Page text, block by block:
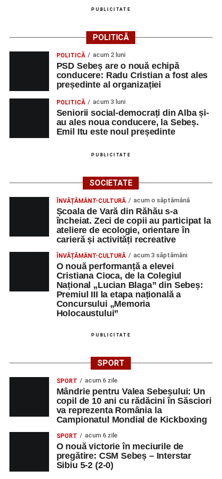
PUBLICITATE
POLITICĂ
POLITICĂ acum 2 luni
PSD Sebeș are o nouă echipă
conducere: Radu Cristian a fost ales
președinte al organizației
POLITICĂ acum 3 luni
Seniorii social-democrați din Alba și-
au ales noua conducere, la Sebeș.
Emil Itu este noul președinte
PUBLICITATE
SOCIETATE
ÎNVĂȚĂMÂNT-CULTURĂ acum o săptămână
Școala de Vară din Răhău s-a
încheiat. Zeci de copii au participat la
ateliere de ecologie, orientare în
carieră și activități recreative
ÎNVĂȚĂMÂNT-CULTURĂ acum 3 săptămâni
O nouă performanță a elevei
Cristiana Cioca, de la Colegiul
Național „Lucian Blaga” din Sebeș:
Premiul III la etapa națională a
Concursului „Memoria
Holocaustului”
PUBLICITATE
SPORT
SPORT acum 6 zile
Mândrie pentru Valea Sebeșului: Un
copil de 10 ani cu rădăcini în Săsciori
va reprezenta România la
Campionatul Mondial de Kickboxing
SPORT acum 6 zile
O nouă victorie în meciurile de
pregătire: CSM Sebeș – Interstar
Sibiu 5-2 (2-0)